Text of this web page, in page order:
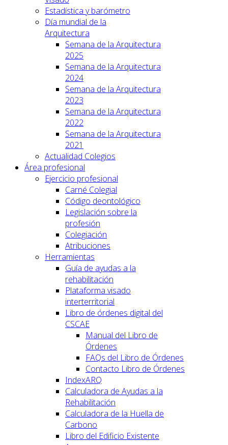
Estadística y barómetro
Día mundial de la
Arquitectura
Semana de la Arquitectura
2025
Semana de la Arquitectura
2024
Semana de la Arquitectura
2023
Semana de la Arquitectura
2022
Semana de la Arquitectura
2021
Actualidad Colegios
Área profesional
Ejercicio profesional
Carné Colegial
Código deontológico
Legislación sobre la
profesión
Colegiación
Atribuciones
Herramientas
Guía de ayudas a la
rehabilitación
Plataforma visado
interterritorial
Libro de órdenes digital del
CSCAE
Manual del Libro de
Órdenes
FAQs del Libro de Órdenes
Contacto Libro de Órdenes
IndexARQ
Calculadora de Ayudas a la
Rehabilitación
Calculadora de la Huella de
Carbono
Libro del Edificio Existente